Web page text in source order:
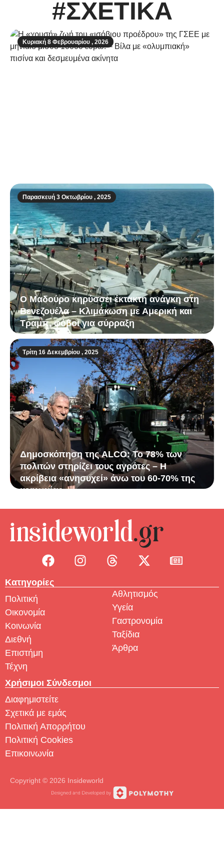
#ΣΧΕΤΙΚΑ
Κυριακή 8 Φεβρουαρίου , 2026
Παρασκευή 3 Οκτωβρίου , 2025
Ο Μαδούρο κηρύσσει έκτακτη ανάγκη στη
Βενεζουέλα – Κλιμάκωση με Αμερική και
Τραμπ, φόβοι για σύρραξη
Τρίτη 16 Δεκεμβρίου , 2025
Δημοσκόπηση της ALCO: Το 78% των
πολιτών στηρίζει τους αγρότες – Η
ακρίβεια «ανησυχεί» άνω του 60-70% της
κοινωνίας
Κατηγορίες
Πολιτική
Οικονομία
Κοινωνία
Διεθνή
Επιστήμη
Τέχνη
Αθλητισμός
Υγεία
Γαστρονομία
Ταξίδια
Άρθρα
Χρήσιμοι Σύνδεσμοι
Διαφημιστείτε
Σχετικά με εμάς
Πολιτική Απορρήτου
Πολιτική Cookies
Επικοινωνία
Copyright © 2026 Insideworld